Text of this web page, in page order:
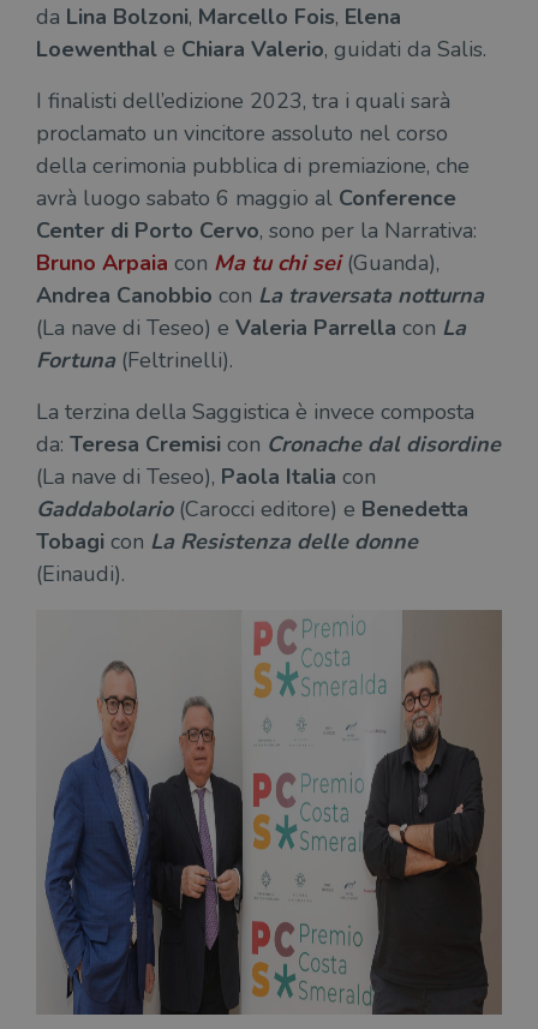
da Lina Bolzoni, Marcello Fois, Elena
Loewenthal e Chiara Valerio, guidati da Salis.
I finalisti dell’edizione 2023, tra i quali sarà
proclamato un vincitore assoluto nel corso
della cerimonia pubblica di premiazione, che
avrà luogo sabato 6 maggio al Conference
Center di Porto Cervo, sono per la Narrativa:
Bruno Arpaia con Ma tu chi sei(Guanda),
Andrea Canobbio con La traversata notturna
(La nave di Teseo) e Valeria Parrella con La
Fortuna (Feltrinelli).
La terzina della Saggistica è invece composta
da: Teresa Cremisi con Cronache dal disordine
(La nave di Teseo), Paola Italia con
Gaddabolario(Carocci editore) e Benedetta
Tobagi con La Resistenza delle donne
(Einaudi).